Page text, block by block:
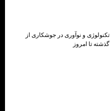
تکنولوژی و نوآوری در جوشکاری از
گذشته تا امروز